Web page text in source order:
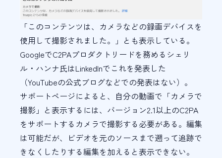
「このコンテンツは、カメラなどの録画デバイスを
使用して撮影されました。」とも表示している。
GoogleでC2PAプロダクトリードを務めるシェリ
ル・ハンナ氏はLinkedInでこれを発表した
（YouTubeの公式ブログなどでの発表はない）。
サポートページによると、自分の動画で「カメラで
撮影」と表示するには、バージョン2.1以上のC2PA
をサポートするカメラで撮影する必要がある。編集
は可能だが、ビデオを元のソースまで遡って追跡で
きなくしたりする編集を加えると表示できない。